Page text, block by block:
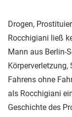
Drogen,
Rocchigiani ließ
Mann aus Berlin-
Fahrens ohne
als Rocchigiani
Geschichte des